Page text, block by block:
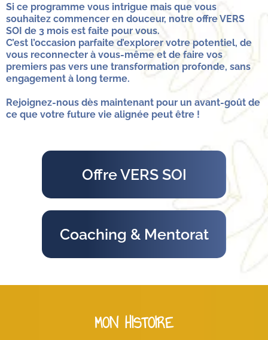
Si ce programme vous intrigue mais que vous
souhaitez commencer en douceur, notre offre VERS
SOI de 3 mois est faite pour vous.
C’est l’occasion parfaite d’explorer votre potentiel, de
vous reconnecter à vous-même et de faire vos
premiers pas vers une transformation profonde, sans
engagement à long terme.
Rejoignez-nous dès maintenant pour un avant-goût de
ce que votre future vie alignée peut être !
Offre VERS SOI
Coaching & Mentorat
MON HISTOIRE